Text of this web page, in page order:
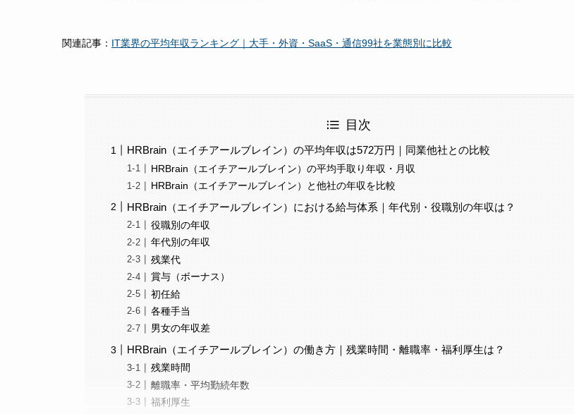
関連記事： IT業界の平均年収ランキング｜大手・外資・SaaS・通信99社を業態別に比較
目次
HRBrain（エイチアールブレイン）の平均年収は572万円｜同業他社との比較
HRBrain（エイチアールブレイン）の平均手取り年収・月収
HRBrain（エイチアールブレイン）と他社の年収を比較
HRBrain（エイチアールブレイン）における給与体系｜年代別・役職別の年収は？
役職別の年収
年代別の年収
残業代
賞与（ボーナス）
初任給
各種手当
男女の年収差
HRBrain（エイチアールブレイン）の働き方｜残業時間・離職率・福利厚生は？
残業時間
離職率・平均勤続年数
福利厚生